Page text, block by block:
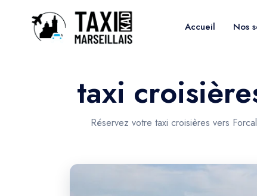
Accueil Nos
taxi
Réservez votre taxi croisières vers